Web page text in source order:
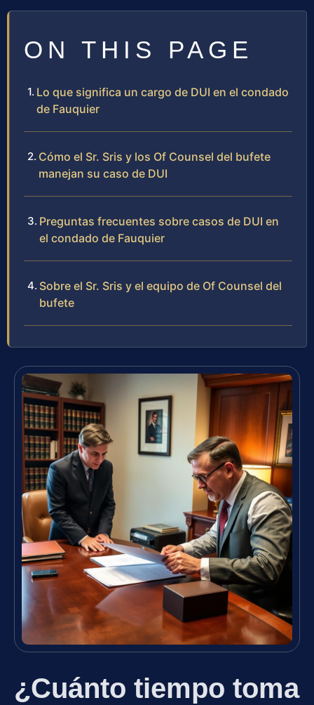
ON THIS PAGE
Lo que significa un cargo de DUI en el condado
de Fauquier
Cómo el Sr. Sris y los Of Counsel del bufete
manejan su caso de DUI
Preguntas frecuentes sobre casos de DUI en
el condado de Fauquier
Sobre el Sr. Sris y el equipo de Of Counsel del
bufete
¿Cuánto tiempo toma